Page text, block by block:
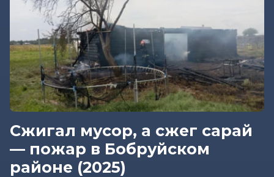
Сжигал мусор, а сжег сарай
— пожар в Бобруйском
районе (2025)